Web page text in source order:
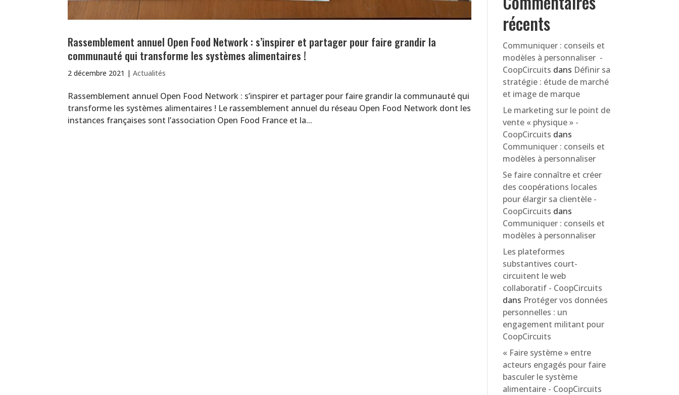
Rassemblement annuel Open Food Network : s’inspirer et partager pour faire grandir la
communauté qui transforme les systèmes alimentaires !
2 décembre 2021 |Actualités
Rassemblement annuel Open Food Network : s’inspirer et partager pour faire grandir la communauté qui
transforme les systèmes alimentaires ! Le rassemblement annuel du réseau Open Food Network dont les
instances françaises sont l’association Open Food France et la...
récents
Communiquer : conseils et
modèles à personnaliser -
CoopCircuits dans Définir sa
stratégie : étude de marché
et image de marque
Le marketing sur le point de
vente « physique » -
CoopCircuits dans
Communiquer : conseils et
modèles à personnaliser
Se faire connaître et créer
des coopérations locales
pour élargir sa clientèle -
CoopCircuits dans
Communiquer : conseils et
modèles à personnaliser
Les plateformes
substantives court-
circuitent le web
collaboratif - CoopCircuits
dans Protéger vos données
personnelles : un
engagement militant pour
CoopCircuits
« Faire système » entre
acteurs engagés pour faire
basculer le système
alimentaire - CoopCircuits